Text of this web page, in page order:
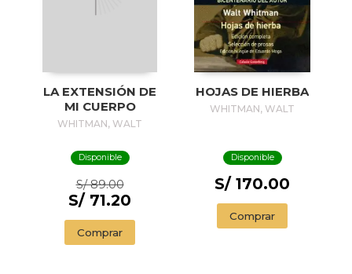
LA EXTENSIÓN DE
MI CUERPO
WHITMAN, WALT
Disponible
S/ 89.00
S/ 71.20
Comprar
HOJAS DE HIERBA
WHITMAN, WALT
Disponible
S/ 170.00
Comprar